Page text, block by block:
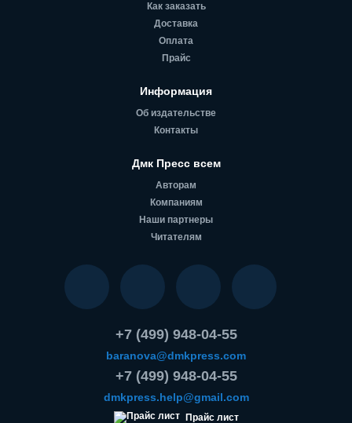
Как заказать
Доставка
Оплата
Прайс
Информация
Об издательстве
Контакты
Дмк Пресс всем
Авторам
Компаниям
Наши партнеры
Читателям
+7 (499) 948-04-55
baranova@dmkpress.com
+7 (499) 948-04-55
dmkpress.help@gmail.com
Прайс лист